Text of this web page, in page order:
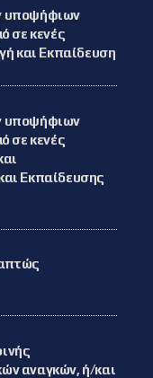
υποψήφιων
σε κενές
και Εκπαίδευση
υποψήφιων
σε κενές
Εκπαίδευσης
αναγκών, ή/και